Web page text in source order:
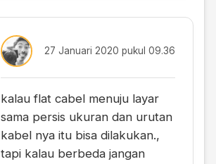
27 Januari 2020 pukul 09.36
kalau flat cabel menuju layar
sama persis ukuran dan urutan
kabel nya itu bisa dilakukan.,
tapi kalau berbeda jangan